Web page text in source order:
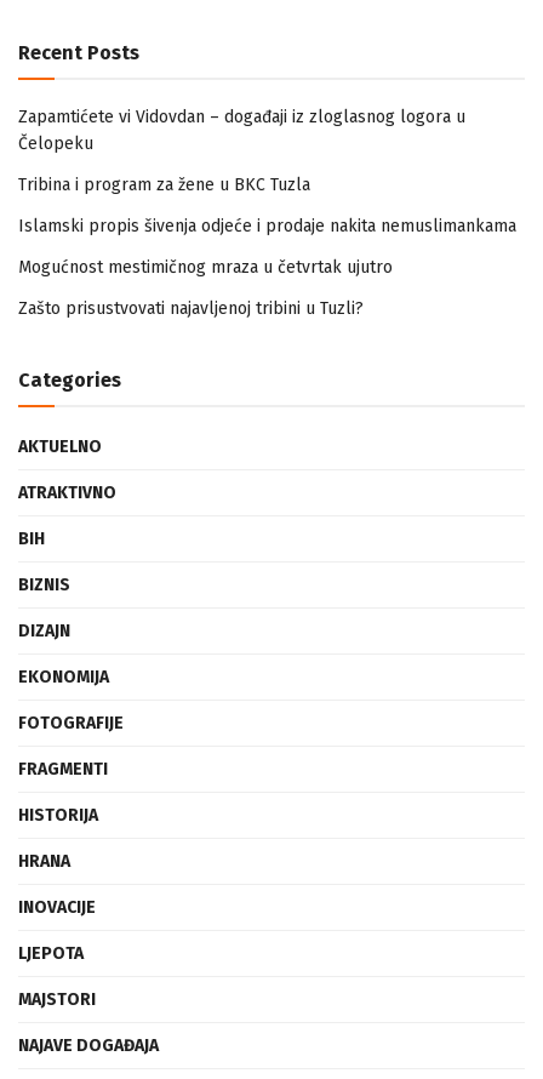
Recent Posts
Zapamtićete vi Vidovdan – događaji iz zloglasnog logora u
Čelopeku
Tribina i program za žene u BKC Tuzla
Islamski propis šivenja odjeće i prodaje nakita nemuslimankama
Mogućnost mestimičnog mraza u četvrtak ujutro
Zašto prisustvovati najavljenoj tribini u Tuzli?
Categories
AKTUELNO
ATRAKTIVNO
BIH
BIZNIS
DIZAJN
EKONOMIJA
FOTOGRAFIJE
FRAGMENTI
HISTORIJA
HRANA
INOVACIJE
LJEPOTA
MAJSTORI
NAJAVE DOGAĐAJA